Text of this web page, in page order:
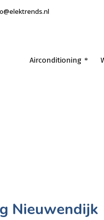
Airconditioning
Nieuwendijk